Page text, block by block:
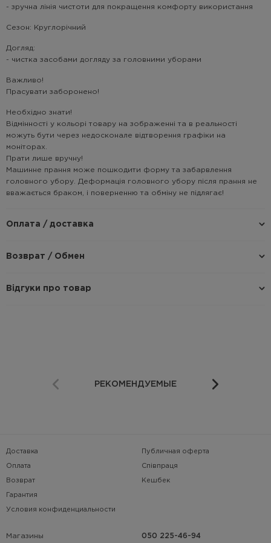
- зручна лінія чистоти для покращення комфорту використання
Сезон: Круглорічний
Догляд:
- чистка засобами догляду за головними уборами
Важливо!
Прасувати заборонено!
Необхідно знати!
Відмінності у кольорі товару на зображенні та в реальності
можуть бути через недосконале відтворення графіки на
моніторах.
Прати лише вручну!
Машинне прання може пошкодити форму та забарвлення
головного убору. Деформація головного убору після прання не
вважається браком, і поверненню та обміну не підлягає!
Оплата / доставка
Возврат / Обмен
Відгуки про товар
РЕКОМЕНДУЕМЫЕ
Доставка
Оплата
Возврат
Гарантия
Условия конфиденциальности
Публичная оферта
Співпраця
Кешбек
Магазины 050 225-46-94